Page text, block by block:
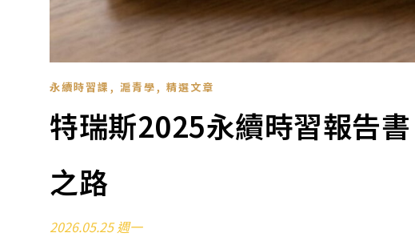
永續時習課 , 滬青學, 精選文章
特瑞斯2025永續時習報告
之路
2026.05.25 週一